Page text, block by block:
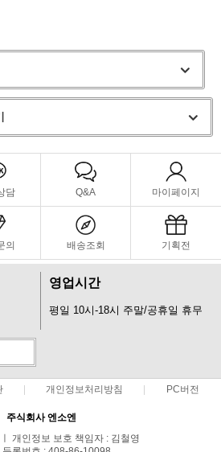
담 Q&A 마이페이지
의 배송조회 기획전
영업시간
평일 10시-18시 주말/공휴일 휴무
개인정보처리방침 PC버전
주식회사 엔소엔
개인정보 보호 책임자 : 김철영